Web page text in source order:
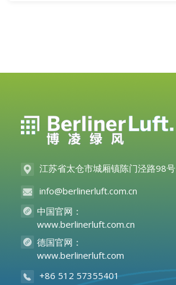
江苏省太仓市城厢镇陈门泾路98号
info@berlinerluft.com.cn
中国官网：
www.berlinerluft.com.cn
德国官网：
www.berlinerluft.com
+86 512 57355401